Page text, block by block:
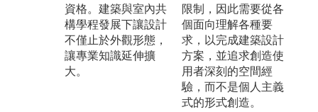
資格。建築與室內共
構學程發展下讓設計
不僅止於外觀形態，
讓專業知識延伸擴
大。
限制，因此需要從各
個面向理解各種要
求，以完成建築設計
方案，並追求創造使
用者深刻的空間經
驗，而不是個人主義
式的形式創造。